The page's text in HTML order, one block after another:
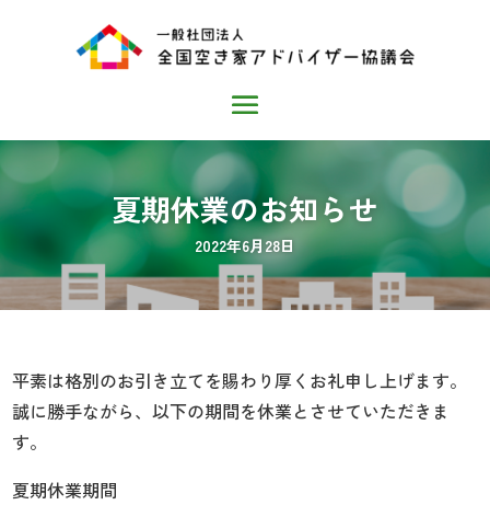
夏期休業のお知らせ
2022年6月28日
平素は格別のお引き立てを賜わり厚くお礼申し上げます。
誠に勝手ながら、以下の期間を休業とさせていただきま
す。
夏期休業期間